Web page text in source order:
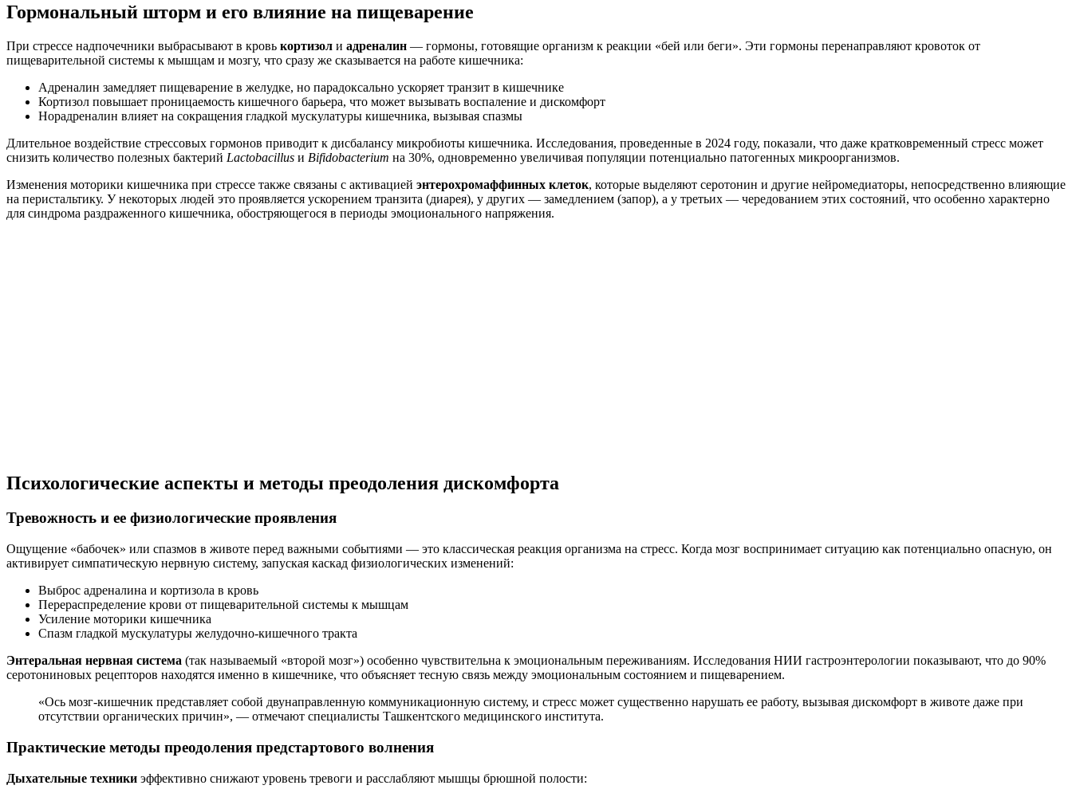
Гормональный шторм и его влияние на пищеварение
При стрессе надпочечники выбрасывают в кровь кортизол и адреналин — гормоны, готовящие организм к реакции «бей или беги». Эти гормоны перенаправляют кровоток от
пищеварительной системы к мышцам и мозгу, что сразу же сказывается на работе кишечника:
Адреналин замедляет пищеварение в желудке, но парадоксально ускоряет транзит в кишечнике
Кортизол повышает проницаемость кишечного барьера, что может вызывать воспаление и дискомфорт
Норадреналин влияет на сокращения гладкой мускулатуры кишечника, вызывая спазмы
Длительное воздействие стрессовых гормонов приводит к дисбалансу микробиоты кишечника. Исследования, проведенные в 2024 году, показали, что даже кратковременный стресс может
снизить количество полезных бактерий Lactobacillus и Bifidobacterium на 30%, одновременно увеличивая популяции потенциально патогенных микроорганизмов.
Изменения моторики кишечника при стрессе также связаны с активацией энтерохромаффинных клеток, которые выделяют серотонин и другие нейромедиаторы, непосредственно влияющие
на перистальтику. У некоторых людей это проявляется ускорением транзита (диарея), у других — замедлением (запор), а у третьих — чередованием этих состояний, что особенно характерно
для синдрома раздраженного кишечника, обостряющегося в периоды эмоционального напряжения.
Психологические аспекты и методы преодоления дискомфорта
Тревожность и ее физиологические проявления
Ощущение «бабочек» или спазмов в животе перед важными событиями — это классическая реакция организма на стресс. Когда мозг воспринимает ситуацию как потенциально опасную, он
активирует симпатическую нервную систему, запуская каскад физиологических изменений:
Выброс адреналина и кортизола в кровь
Перераспределение крови от пищеварительной системы к мышцам
Усиление моторики кишечника
Спазм гладкой мускулатуры желудочно-кишечного тракта
Энтеральная нервная система (так называемый «второй мозг») особенно чувствительна к эмоциональным переживаниям. Исследования НИИ гастроэнтерологии показывают, что до 90%
серотониновых рецепторов находятся именно в кишечнике, что объясняет тесную связь между эмоциональным состоянием и пищеварением.
«Ось мозг-кишечник представляет собой двунаправленную коммуникационную систему, и стресс может существенно нарушать ее работу, вызывая дискомфорт в животе даже при
отсутствии органических причин», — отмечают специалисты Ташкентского медицинского института.
Практические методы преодоления предстартового волнения
Дыхательные техники эффективно снижают уровень тревоги и расслабляют мышцы брюшной полости: